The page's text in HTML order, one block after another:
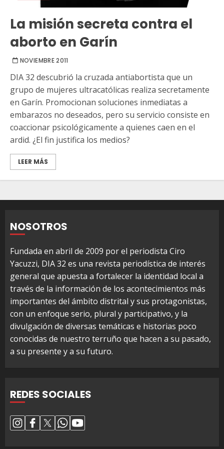
La misión secreta contra el
aborto en Garín
NOVIEMBRE 2011
DIA 32 descubrió la cruzada antiabortista que un
grupo de mujeres ultracatólicas realiza secretamente
en Garín. Promocionan soluciones inmediatas a
embarazos no deseados, pero su servicio consiste en
coaccionar psicológicamente a quienes caen en el
ardid. ¿El fin justifica los medios?
LEER MÁS
NOSOTROS
Fundada en abril de 2009 por el periodista Ciro
Yacuzzi, DIA 32 es una revista periodística de interés
general que apuesta a fortalecer la identidad local a
través de la información de los acontecimientos más
importantes del ámbito distrital y sus protagonistas,
con un enfoque serio, plural y participativo, y la
divulgación de diversas temáticas e historias poco
conocidas de nuestro terruño que hacen a su pasado,
a su presente y a su futuro.
REDES SOCIALES